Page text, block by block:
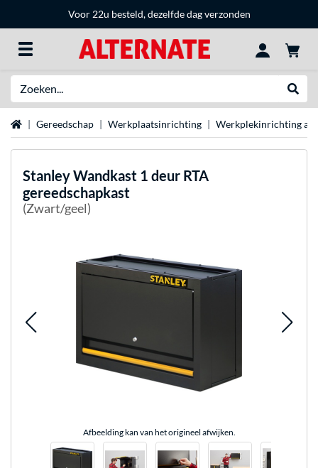
Voor 22u besteld, dezelfde dag verzonden
HomeGereedschap Werkplaatsinrichting Werkplekinrichting
StanleyWandkast 1 deur RTA
gereedschapkast
(Zwart/geel)
Afbeelding kan van het origineel afwijken.